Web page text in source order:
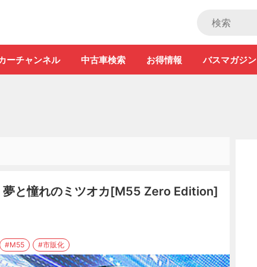
ーチャンネル 中古車検索 お得情報 バスマガジン
と憧れのミツオカ[M55 Zero Edition]
#M55 #市販化